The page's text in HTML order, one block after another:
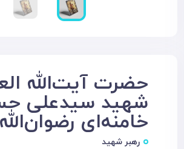
حضرت آیت‌الله
شهید سیدعلی
خامنه‌ای
رهبر شهید